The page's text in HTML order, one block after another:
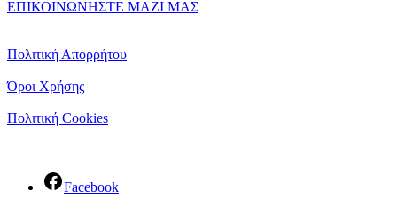
ΕΠΙΚΟΙΝΩΝΗΣΤΕ ΜΑΖΙ ΜΑΣ
Πολιτική Απορρήτου
Όροι Χρήσης
Πολιτική Cookies
Facebook